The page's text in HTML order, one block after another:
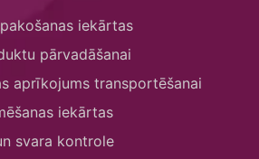
iekārtas
pārvadāšanai
aprīkojums transportēšanai
iekārtas
svara kontrole